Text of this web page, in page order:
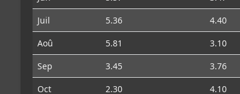
Juil
5.36 4.40
Aoû
5.81 3.10
Sep
3.45 3.76
Oct
2.30 4.10